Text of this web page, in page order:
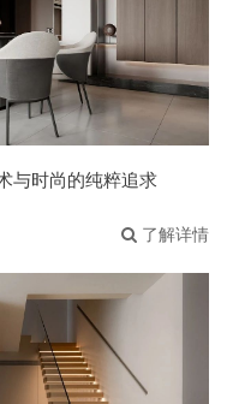
与时尚的纯粹追求
了解详情